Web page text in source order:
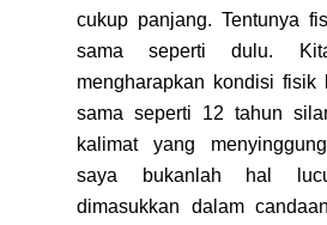
cukup panjang. Tentunya
sama seperti dulu.
mengharapkan kondisi fisik
sama seperti 12 tahun
kalimat yang
saya bukanlah hal
dimasukkan dalam